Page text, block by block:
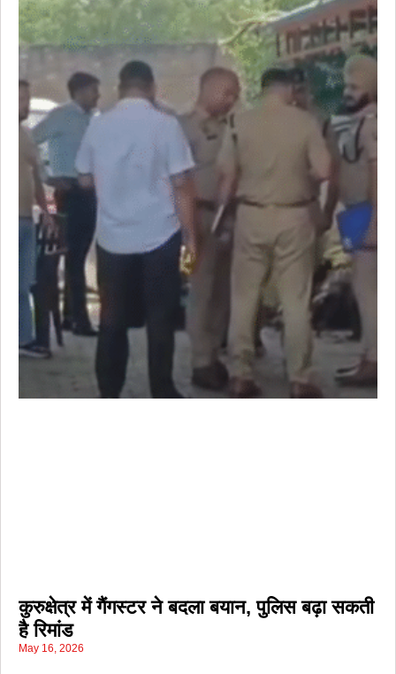
कुरुक्षेत्र में गैंगस्टर ने बदला बयान, पुलिस बढ़ा सकती
है रिमांड
May 16, 2026